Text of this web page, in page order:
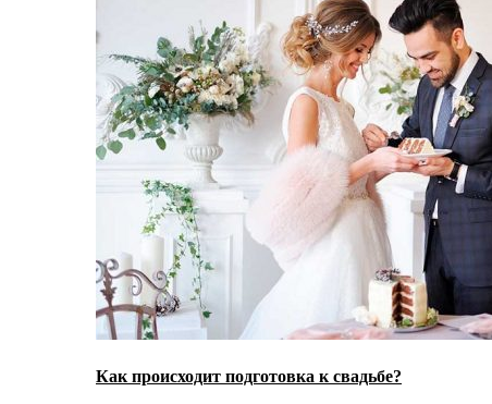
Как происходит подготовка к свадьбе?